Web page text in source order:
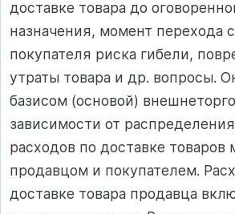
доставке товара до
назначения, момент перехода
покупателя риска гибели,
утраты товара и др. вопросы.
базисом (основой)
зависимости от
расходов по доставке товаров
продавцом и покупателем.
доставке товара продавца